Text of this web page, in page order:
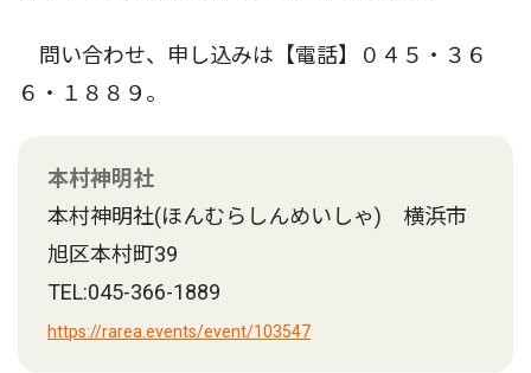
問い合わせ、申し込みは【電話】０４５・３６
６・１８８９。
本村神明社
本村神明社(ほんむらしんめいしゃ) 横浜市
旭区本村町39
TEL:045-366-1889
https://rarea.events/event/103547